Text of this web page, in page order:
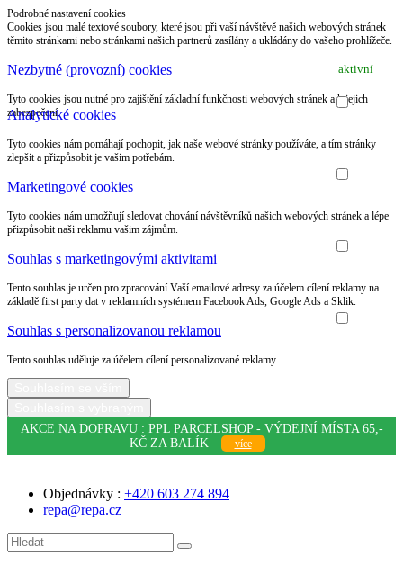
Podrobné nastavení cookies
Cookies jsou malé textové soubory, které jsou při vaší návštěvě našich webových stránek
těmito stránkami nebo stránkami našich partnerů zasílány a ukládány do vašeho prohlížeče.
Nezbytné (provozní) cookies aktivní
Tyto cookies jsou nutné pro zajištění základní funkčnosti webových stránek a k jejich
zabezpečení.
Analytické cookies
Tyto cookies nám pomáhají pochopit, jak naše webové stránky používáte, a tím stránky
zlepšit a přizpůsobit je vašim potřebám.
Marketingové cookies
Tyto cookies nám umožňují sledovat chování návštěvníků našich webových stránek a lépe
přizpůsobit naši reklamu vašim zájmům.
Souhlas s marketingovými aktivitami
Tento souhlas je určen pro zpracování Vaší emailové adresy za účelem cílení reklamy na
základě first party dat v reklamních systémem Facebook Ads, Google Ads a Sklik.
Souhlas s personalizovanou reklamou
Tento souhlas uděluje za účelem cílení personalizované reklamy.
AKCE NA DOPRAVU : PPL PARCELSHOP - VÝDEJNÍ MÍSTA 65,-
KČ ZA BALÍK
více
Objednávky : +420 603 274 894
repa@repa.cz